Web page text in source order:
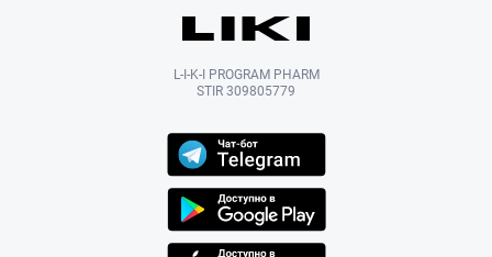
L-I-K-I PROGRAM PHARM
STIR 309805779